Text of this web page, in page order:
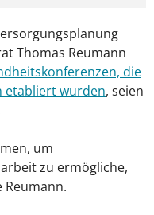
Thomas Reumann
die
etabliert wurden, seien
um
zu ermögliche,
Reumann.